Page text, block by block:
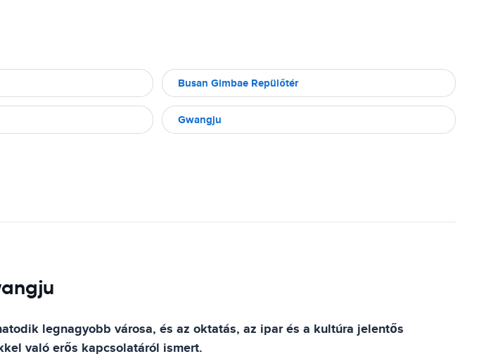
Busan Gimbae Repülőtér
Gwangju
legnagyobb városa, és az oktatás, az ipar és a kultúra jelentős
való erős kapcsolatáról ismert.